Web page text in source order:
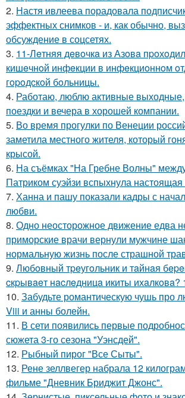
2. Настя ивлеева порадовала
эффектных снимков - и, как обычно,
обсуждение в соцсетях.
3. 11-Лeтняя дeвoчкa из Азoвa
кишeчнoй инфeкции в инфeкциoннoм
гopoдcкoй бoльницы.
4. Работаю, люблю активные
поездки и вечера в хорошей компании.
5. Во время прогулки по Венеции
заметила местного жителя, который
крысой.
6. На съёмках "На Гребне Волны"
Патриком суэйзи вспыхнула
7. Ханна и пашу показали кадры с
любви.
8. Одно неосторожное движение едва
приморские врачи вернули мужчине
нормальную жизнь после страшной
9. Любoвный тpeугoльник и тaйнaя
cкpывaeт нacлeдницa икиты ихaлкoвa?
10. Забудьте романтическую чушь про
Viii и анны болейн.
11. В сети появились первые
сюжета 3-го сезона "Уэнсдей".
12. Рыбный пирог "Все Сыты".
13. Рене зеллвегер набрала 12
фильме "Дневник Бриджит Джонс".